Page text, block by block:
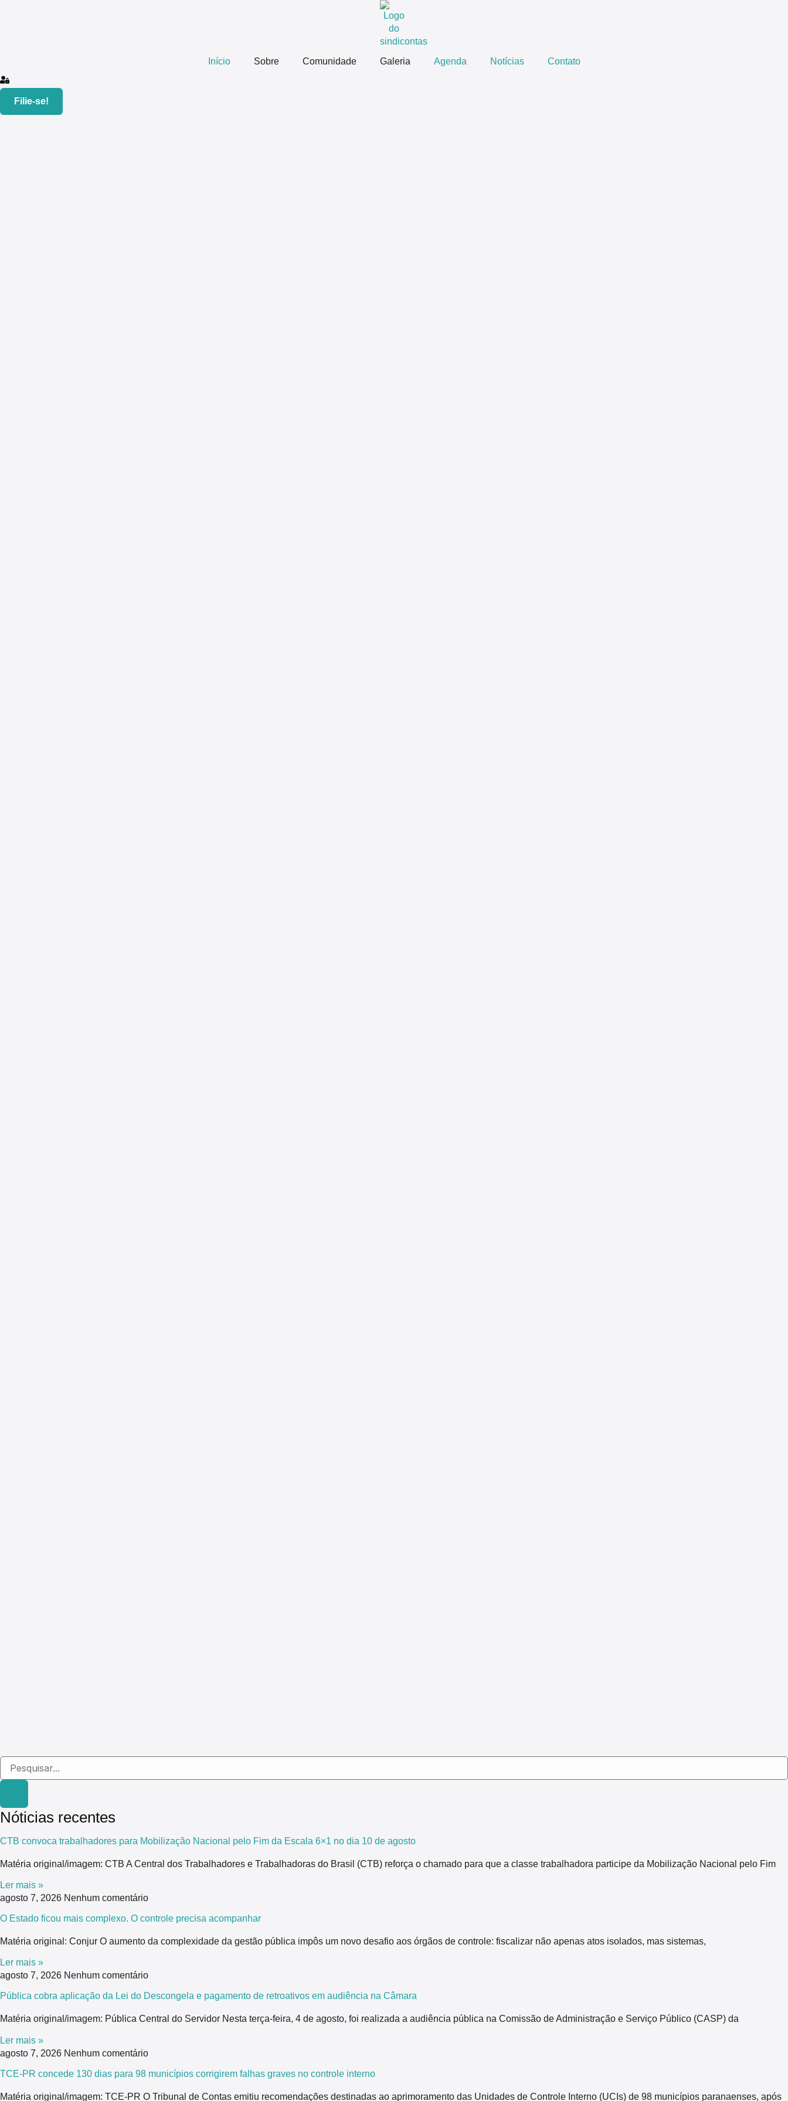
Início Sobre Comunidade Galeria Agenda Notícias Contato
Filie-se!
Nóticias recentes
CTB convoca trabalhadores para Mobilização Nacional pelo Fim da Escala 6×1 no dia 10 de agosto
Matéria original/imagem: CTB A Central dos Trabalhadores e Trabalhadoras do Brasil (CTB) reforça o chamado para que a classe trabalhadora participe da Mobilização Nacional pelo Fim
Ler mais »
agosto 7, 2026 Nenhum comentário
O Estado ficou mais complexo. O controle precisa acompanhar
Matéria original: Conjur O aumento da complexidade da gestão pública impôs um novo desafio aos órgãos de controle: fiscalizar não apenas atos isolados, mas sistemas,
Ler mais »
agosto 7, 2026 Nenhum comentário
Pública cobra aplicação da Lei do Descongela e pagamento de retroativos em audiência na Câmara
Matéria original/imagem: Pública Central do Servidor Nesta terça-feira, 4 de agosto, foi realizada a audiência pública na Comissão de Administração e Serviço Público (CASP) da
Ler mais »
agosto 7, 2026 Nenhum comentário
TCE-PR concede 130 dias para 98 municípios corrigirem falhas graves no controle interno
Matéria original/imagem: TCE-PR O Tribunal de Contas emitiu recomendações destinadas ao aprimoramento das Unidades de Controle Interno (UCIs) de 98 municípios paranaenses, após